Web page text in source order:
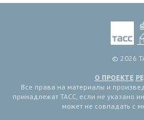
© 2026
О ПРОЕКТЕ
Все права на материалы и
принадлежат ТАСС, если не указано
может не совпадать с